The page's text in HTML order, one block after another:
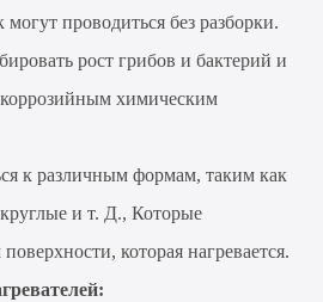
проводиться без разборки.
рост грибов и бактерий и
химическим
к различным формам, таким как
и т. Д., Которые
которая нагревается.